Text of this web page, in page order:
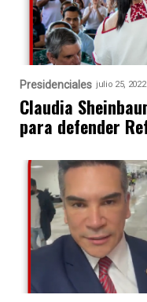
Presidenciales julio 25, 2022
Claudia
para defender